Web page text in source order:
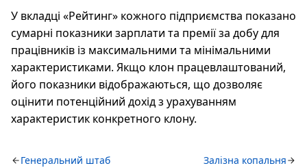
У вкладці «Рейтинг» кожного підприємства показано
сумарні показники зарплати та премії за добу для
працівників із максимальними та мінімальними
характеристиками. Якщо клон працевлаштований,
його показники відображаються, що дозволяє
оцінити потенційний дохід з урахуванням
характеристик конкретного клону.
Генеральний штаб Залізна копальня